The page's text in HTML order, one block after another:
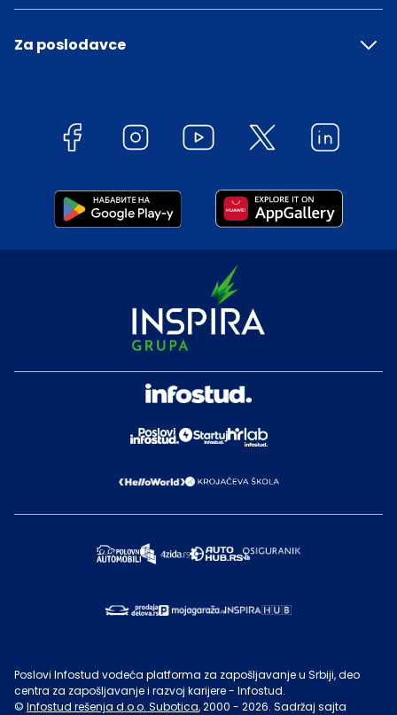
Za poslodavce
Poslovi Infostud vodeća platforma za zapošljavanje u Srbiji, deo
centra za zapošljavanje i razvoj karijere - Infostud.
© Infostud rešenja d.o.o. Subotica, 2000 - 2026. Sadržaj sajta